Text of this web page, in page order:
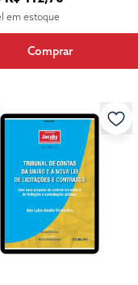
em estoque
Comprar